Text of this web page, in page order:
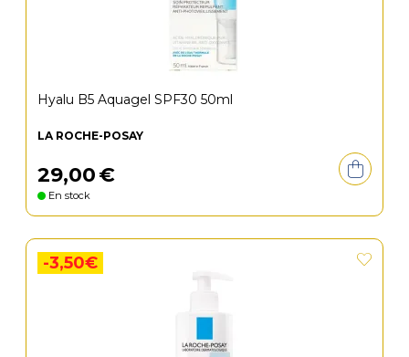
Hyalu B5 Aquagel SPF30 50ml
LA ROCHE-POSAY
29,00€
En stock
-3,50€